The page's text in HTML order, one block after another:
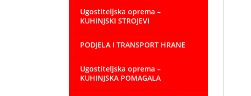
Ugostiteljska oprema –
KUHINJSKI STROJEVI
PODJELA I TRANSPORT HRANE
Ugostiteljska oprema –
KUHINJSKA POMAGALA